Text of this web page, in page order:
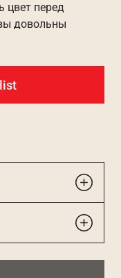
цвет перед
довольны